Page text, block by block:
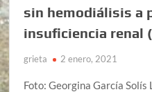
sin hemodiálisis a
insuficiencia renal
grieta 2 enero, 2021
Foto: Georgina García Solís